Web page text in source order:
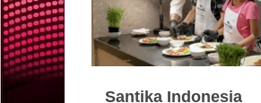
Santika Indonesia